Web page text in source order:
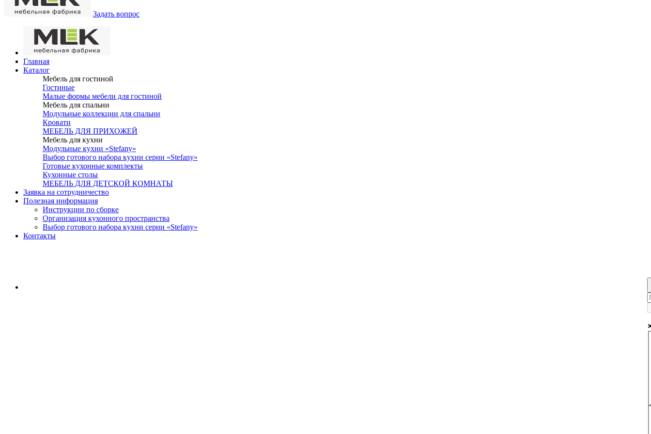
Задать вопрос
Главная
Каталог
Мебель для гостиной
Гостиные
Малые формы мебели для гостиной
Мебель для спальни
Модульные коллекции для спальни
Кровати
МЕБЕЛЬ ДЛЯ ПРИХОЖЕЙ
Мебель для кухни
Модульные кухни «Stefany»
Выбор готового набора кухни серии «Stefany»
Готовые кухонные комплекты
Кухонные столы
МЕБЕЛЬ ДЛЯ ДЕТСКОЙ КОМНАТЫ
Заявка на сотрудничество
Полезная информация
Инструкции по сборке
Организация кухонного пространства
Выбор готового набора кухни серии «Stefany»
Контакты